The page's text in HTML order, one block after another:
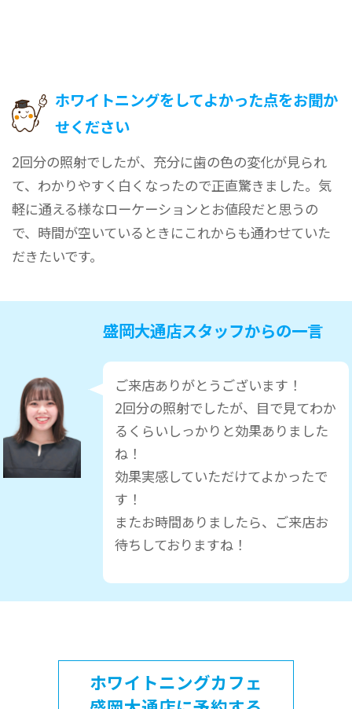
ホワイトニングをしてよかった点をお聞か
せください
2回分の照射でしたが、充分に歯の色の変化が見られ
て、わかりやすく白くなったので正直驚きました。気
軽に通える様なローケーションとお値段だと思うの
で、時間が空いているときにこれからも通わせていた
だきたいです。
盛岡大通店スタッフからの一言
ご来店ありがとうございます！
2回分の照射でしたが、目で見てわか
るくらいしっかりと効果ありました
ね！
効果実感していただけてよかったで
す！
またお時間ありましたら、ご来店お
待ちしておりますね！
ホワイトニングカフェ